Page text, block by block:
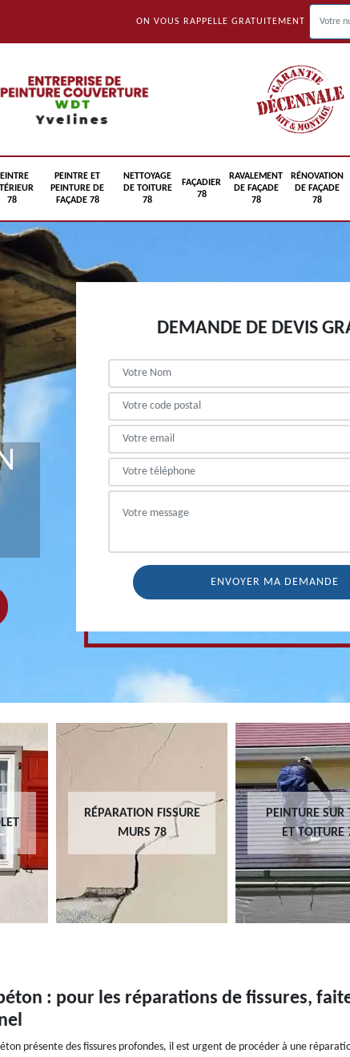
ON VOUS RAPPELLE GRATUITEMENT
78
PEINTRE ET
PEINTURE DE
FAÇADE 78
NETTOYAGE
DE TOITURE
78
FAÇADIER
78
RAVALEMENT
DE FAÇADE
78
RÉNOVATION
DE FAÇADE
78
DEMANDE DE DEVIS
RÉPARATION FISSURE
MURS 78
PEINTURE SUR
ET TOITURE
: pour les réparations de fissures,
présente des fissures profondes, il est urgent de procéder à une